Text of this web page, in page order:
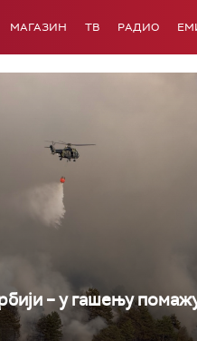
МАГАЗИН ТВ РАДИО
– у гашењу